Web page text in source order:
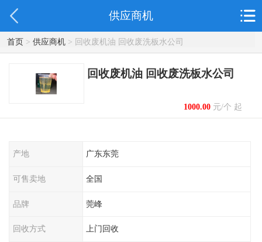
供应商机
首页> 供应商机> 回收废机油 回收废洗板水公司
回收废机油 回收废洗板水公司
1000.00元/个 起
产地 广东东莞
可售卖地 全国
品牌 莞峰
回收方式 上门回收